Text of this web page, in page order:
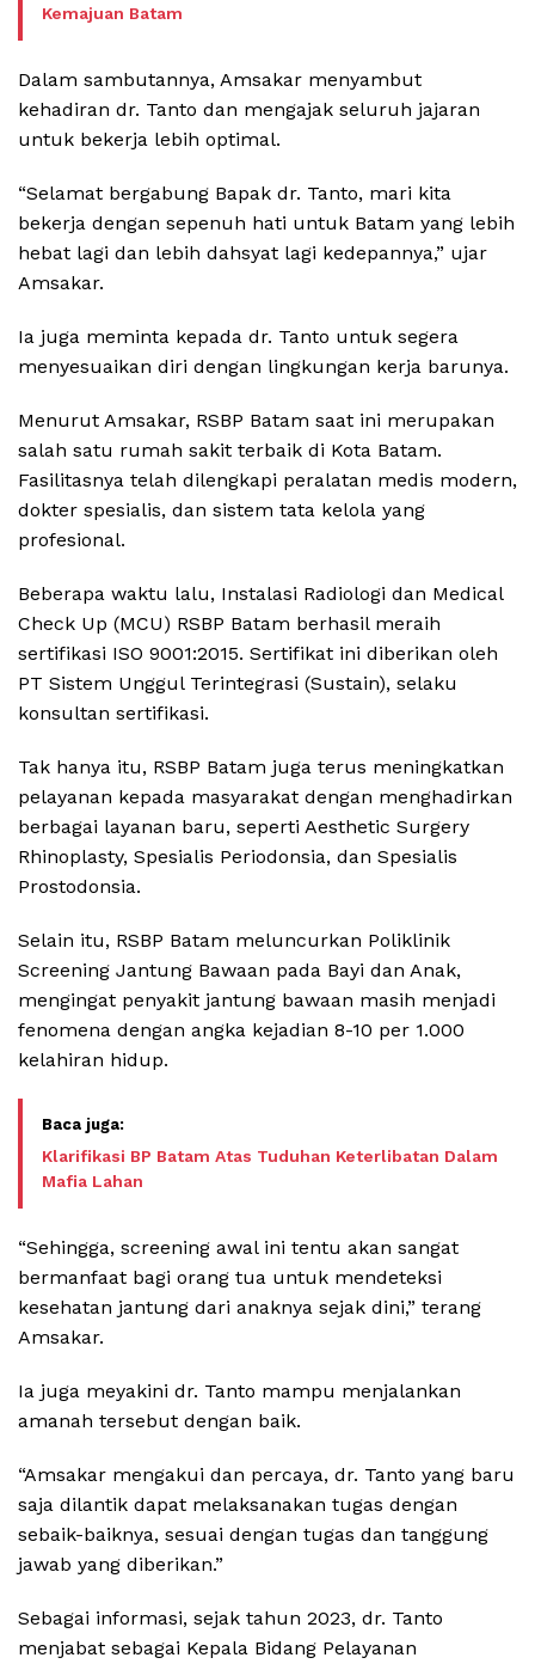
Kemajuan Batam
Dalam sambutannya, Amsakar menyambut
kehadiran dr. Tanto dan mengajak seluruh jajaran
untuk bekerja lebih optimal.
“Selamat bergabung Bapak dr. Tanto, mari kita
bekerja dengan sepenuh hati untuk Batam yang lebih
hebat lagi dan lebih dahsyat lagi kedepannya,” ujar
Amsakar.
Ia juga meminta kepada dr. Tanto untuk segera
menyesuaikan diri dengan lingkungan kerja barunya.
Menurut Amsakar, RSBP Batam saat ini merupakan
salah satu rumah sakit terbaik di Kota Batam.
Fasilitasnya telah dilengkapi peralatan medis modern,
dokter spesialis, dan sistem tata kelola yang
profesional.
Beberapa waktu lalu, Instalasi Radiologi dan Medical
Check Up (MCU) RSBP Batam berhasil meraih
sertifikasi ISO 9001:2015. Sertifikat ini diberikan oleh
PT Sistem Unggul Terintegrasi (Sustain), selaku
konsultan sertifikasi.
Tak hanya itu, RSBP Batam juga terus meningkatkan
pelayanan kepada masyarakat dengan menghadirkan
berbagai layanan baru, seperti Aesthetic Surgery
Rhinoplasty, Spesialis Periodonsia, dan Spesialis
Prostodonsia.
Selain itu, RSBP Batam meluncurkan Poliklinik
Screening Jantung Bawaan pada Bayi dan Anak,
mengingat penyakit jantung bawaan masih menjadi
fenomena dengan angka kejadian 8-10 per 1.000
kelahiran hidup.
Klarifikasi BP Batam Atas Tuduhan Keterlibatan Dalam
Mafia Lahan
“Sehingga, screening awal ini tentu akan sangat
bermanfaat bagi orang tua untuk mendeteksi
kesehatan jantung dari anaknya sejak dini,” terang
Amsakar.
Ia juga meyakini dr. Tanto mampu menjalankan
amanah tersebut dengan baik.
“Amsakar mengakui dan percaya, dr. Tanto yang baru
saja dilantik dapat melaksanakan tugas dengan
sebaik-baiknya, sesuai dengan tugas dan tanggung
jawab yang diberikan.”
Sebagai informasi, sejak tahun 2023, dr. Tanto
menjabat sebagai Kepala Bidang Pelayanan